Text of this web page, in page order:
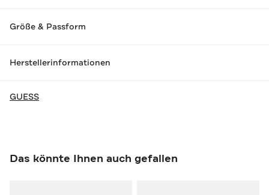
Größe & Passform
Herstellerinformationen
GUESS
Das könnte Ihnen auch gefallen